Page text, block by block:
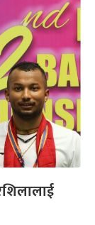
रशिलालाई